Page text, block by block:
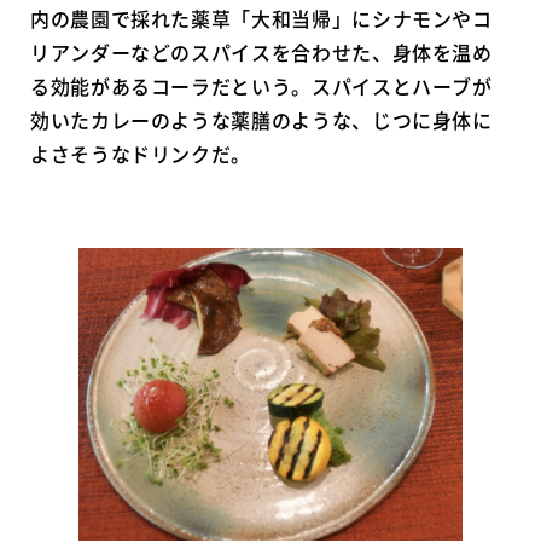
内の農園で採れた薬草「大和当帰」にシナモンやコ
リアンダーなどのスパイスを合わせた、身体を温め
る効能があるコーラだという。スパイスとハーブが
効いたカレーのような薬膳のような、じつに身体に
よさそうなドリンクだ。